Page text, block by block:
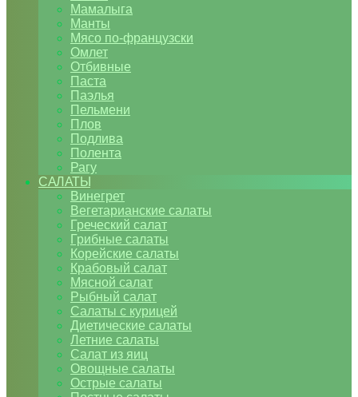
Мамалыга
Манты
Мясо по-французски
Омлет
Отбивные
Паста
Паэлья
Пельмени
Плов
Подлива
Полента
Рагу
САЛАТЫ
Винегрет
Вегетарианские салаты
Греческий салат
Грибные салаты
Корейские салаты
Крабовый салат
Мясной салат
Рыбный салат
Салаты с курицей
Диетические салаты
Летние салаты
Салат из яиц
Овощные салаты
Острые салаты